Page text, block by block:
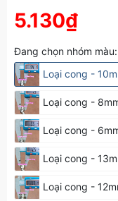
5.130₫
Đang chọn nhóm màu:
Loại cong -
Loại cong -
Loại cong -
Loại cong -
Loại cong -